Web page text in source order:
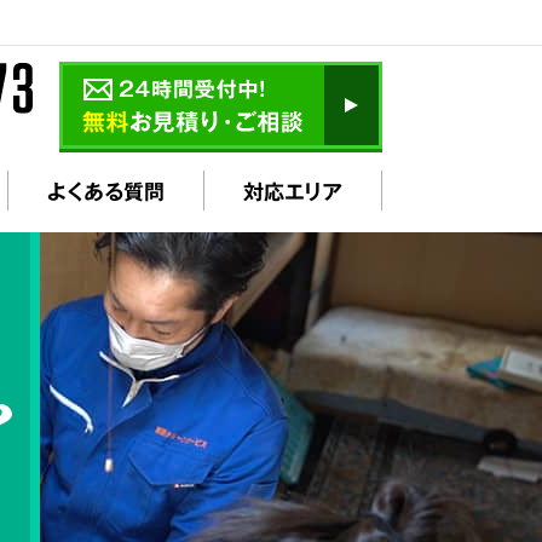
よくある質問 対応エリア